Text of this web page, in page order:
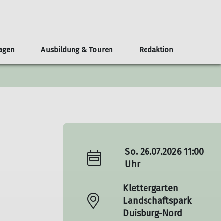
Öffentlichkeit und Klimaschutz
Gruppen Mitgestalten Service
Nordparkhütte im LAPADU
Leistungssport MTB-Gruppe Skigruppe
Topos
Ausbildung & Touren
Teilnahmebedingungen
Redaktion
Redaktionsteam
So. 26.07.2026 11:00
Uhr
Klettergarten
Landschaftspark
Duisburg-Nord